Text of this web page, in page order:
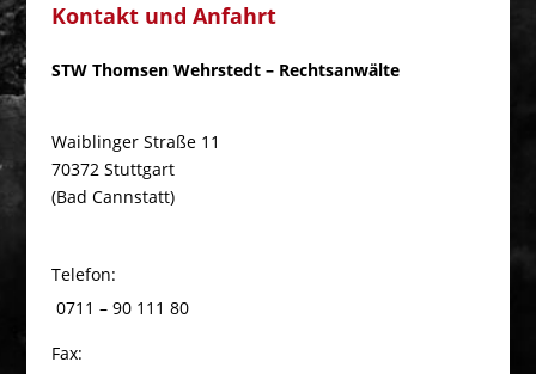
Kontakt und Anfahrt
STW Thomsen Wehrstedt – Rechtsanwälte
Waiblinger Straße 11
70372 Stuttgart
(Bad Cannstatt)
Telefon:
0711 – 90 111 80
Fax: